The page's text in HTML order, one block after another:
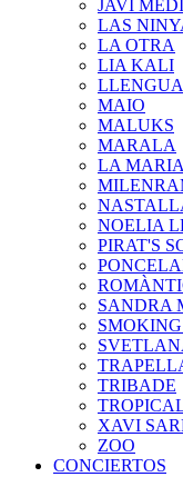
JAVI
LAS
LA OTRA
LIA KALI
MAIO
MALUKS
MARALA
LA MARIA
NOELIA
PIRAT'S
SANDRA
TRIBADE
XAVI
ZOO
CONCIERTOS